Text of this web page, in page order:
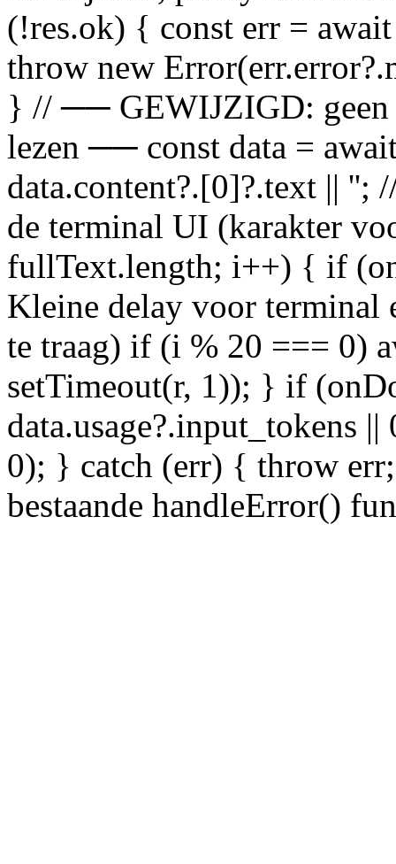
(!res.ok) { const err =
throw new
} // ── GEWIJZIGD: geen
lezen ── const data =
data.content?.[0]?.text || '';
de terminal UI (karakter
fullText.length; i++) { if
Kleine delay voor
te traag) if (i % 20 === 0)
setTimeout(r, 1)); } if
data.usage?.input_tokens
0); } catch (err) { throw
bestaande handleError()